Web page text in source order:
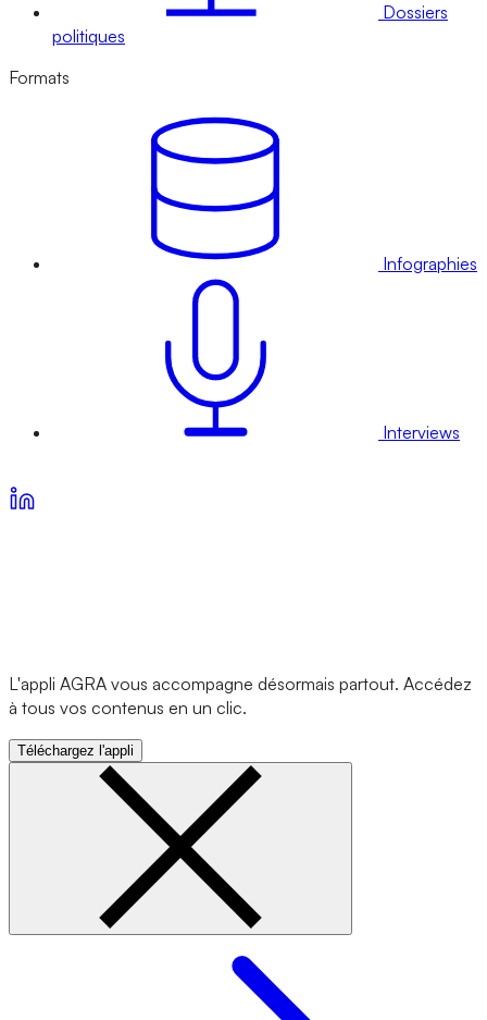
Dossiers
politiques
Formats
Infographies
Interviews
L'appli AGRA vous accompagne désormais partout. Accédez
à tous vos contenus en un clic.
Téléchargez l'appli